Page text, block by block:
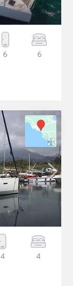
6 6
4 4